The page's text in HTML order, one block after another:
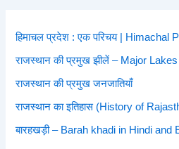
हिमाचल प्रदेश : एक परिचय | Himachal
राजस्थान की प्रमुख झीलें – Major
राजस्थान की प्रमुख जनजातियाँ
राजस्थान का इतिहास (History of
बारहखड़ी – Barah khadi in Hindi and